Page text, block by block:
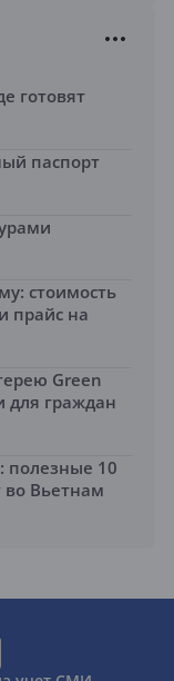
готовят
паспорт
стоимость
прайс на
Green
для граждан
полезные 10
во Вьетнам